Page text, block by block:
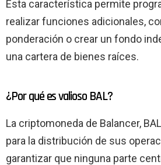
Esta característica permite
realizar funciones adicionales,
ponderación o crear un fondo
una cartera de bienes raíces.
¿Por qué es valioso BAL?
La criptomoneda de Balancer,
para la distribución de sus
garantizar que ninguna parte